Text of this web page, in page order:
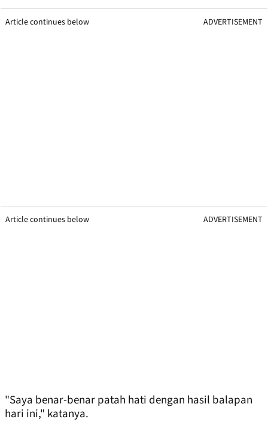
Article continues below ADVERTISEMENT
Article continues below ADVERTISEMENT
"Saya benar-benar patah hati dengan hasil balapan
hari ini," katanya.